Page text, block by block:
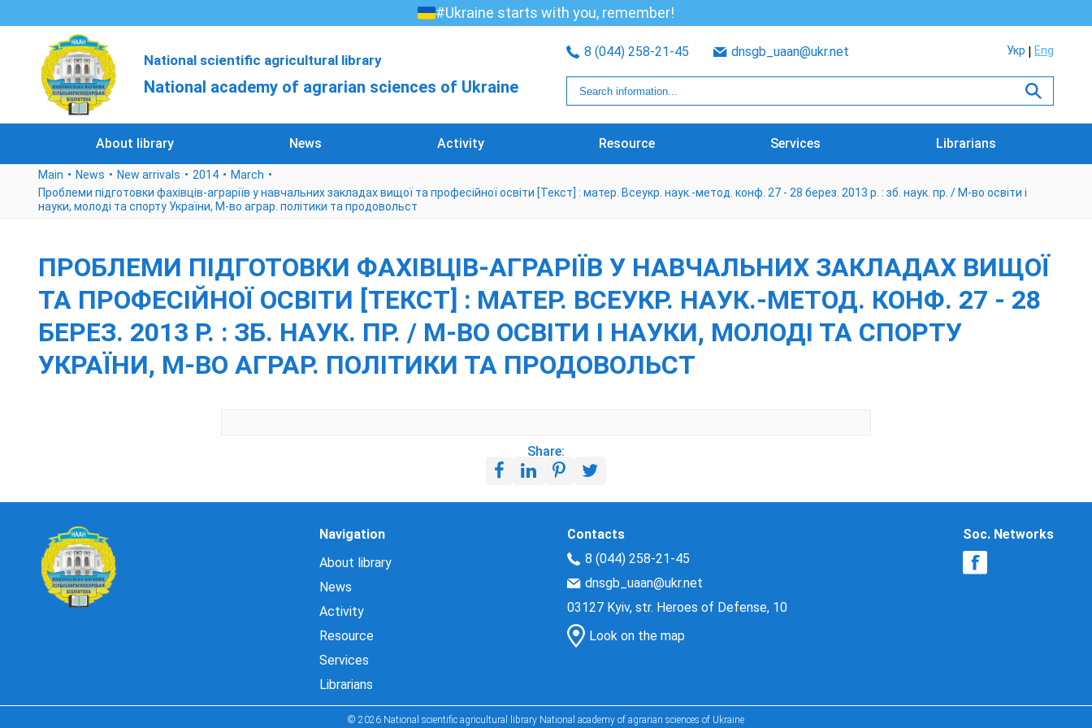
#Ukraine starts with you, remember!
National scientific agricultural library
National academy of agrarian sciences of Ukraine
8 (044) 258-21-45 dnsgb_uaan@ukr.net Укр Eng
About library News Activity Resource Services Librarians
Main News New arrivals 2014
March
Проблеми підготовки фахівців-аграріїв у навчальних закладах вищої та професійної освіти [Текст] : матер. Всеукр. наук.-метод. конф. 27 - 28 берез. 2013 р. : зб. наук. пр. / М-во освіти і
науки, молоді та спорту України, М-во аграр. політики та продовольст
ПРОБЛЕМИ ПІДГОТОВКИ ФАХІВЦІВ-АГРАРІЇВ У НАВЧАЛЬНИХ ЗАКЛАДАХ ВИЩОЇ
ТА ПРОФЕСІЙНОЇ ОСВІТИ [ТЕКСТ] : МАТЕР. ВСЕУКР. НАУК.-МЕТОД. КОНФ. 27 - 28
БЕРЕЗ. 2013 Р. : ЗБ. НАУК. ПР. / М-ВО ОСВІТИ І НАУКИ, МОЛОДІ ТА СПОРТУ
УКРАЇНИ, М-ВО АГРАР. ПОЛІТИКИ ТА ПРОДОВОЛЬСТ
Share:
Navigation
About library
News
Activity
Resource
Services
Librarians
Contacts
8 (044) 258-21-45
dnsgb_uaan@ukr.net
03127 Kyiv, str. Heroes of Defense, 10
Look on the map
Soc. Networks
© 2026 National scientific agricultural library National academy of agrarian sciences of Ukraine